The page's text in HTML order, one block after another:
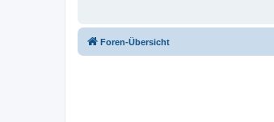
Foren-Übersicht